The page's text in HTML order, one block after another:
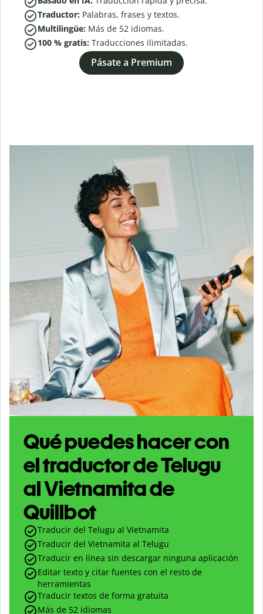
Traductor: Palabras, frases y textos.
Multilingüe: Más de 52 idiomas.
100 % gratis: Traducciones ilimitadas.
Pásate a Premium
Qué puedes hacer con
el traductor de Telugu
al Vietnamita de
Quillbot
Traducir del Telugu al Vietnamita
Traducir del Vietnamita al Telugu
Traducir en línea sin descargar ninguna aplicación
Editar texto y citar fuentes con el resto de
herramientas
Traducir textos de forma gratuita
Más de 52 idiomas